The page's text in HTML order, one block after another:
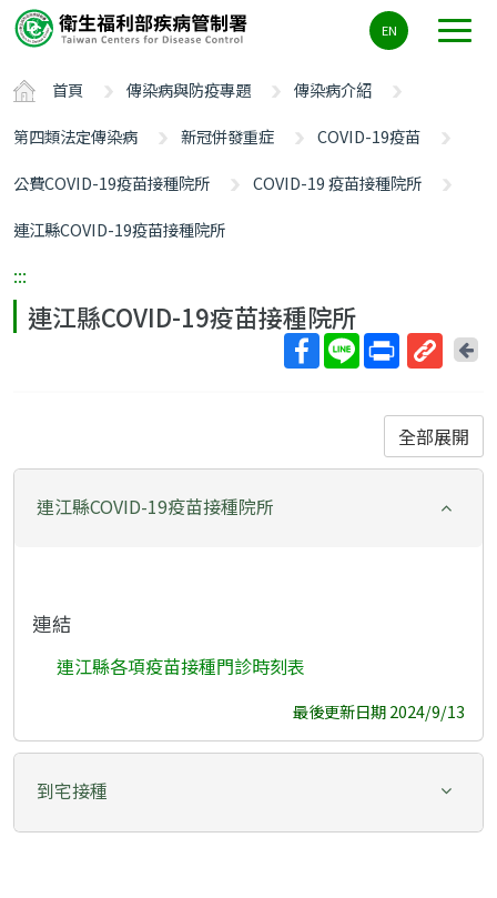
要
容
ALT+C
EN
首頁 傳染病與防疫專題
傳染病介紹
第四類法定傳染病
新冠併發重症
COVID-19疫苗
公費COVID-19疫苗接種院所
COVID-19 疫苗接種院所
連江縣COVID-19疫苗接種院所
:::
連江縣COVID-19疫苗接種院所
短
網
回
全部展開
連江縣COVID-19疫苗接種院所
連結
連江縣各項疫苗接種門診時刻表
最後更新日期 2024/9/13
到宅接種